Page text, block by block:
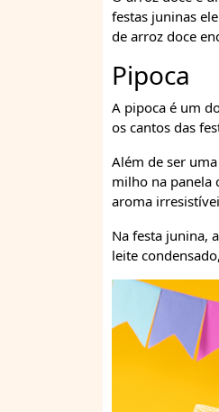
festas juninas
de arroz doce
Pipoca
A pipoca é um
os cantos das
Além de ser
milho na panela
aroma
Na festa junina,
leite